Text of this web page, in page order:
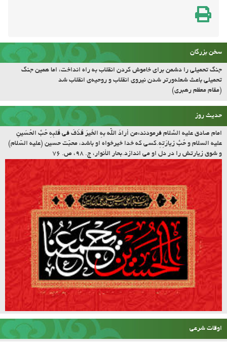
سخن بزرگان
جنگ تحمیلی را دشمن برای خاموش کردن انقلاب به راه انداخت، اما همین جنگ
تحمیلی باعث شعله‌ورتر شدن نیروی انقلاب و روحیه‌ی انقلاب شد
(مقام معظم رهبری)
حدیث روز
امام صادق علیه السّلام فرمودند:مَن أرادَ اللّه بِهِ الخَیرَ قَذَفَ فی قَلبِهِ حُبَّ الحُسَینِ
علیه السلام و حُبَّ زیارَتِهِ.کسى که خدا خیرخواه او باشد، محبّت حسین (علیه السّلام)
و شوق زیارتش را در دل او مى اندازد.بحار الأنوار، ج. ۹۸، ص. ۷۶